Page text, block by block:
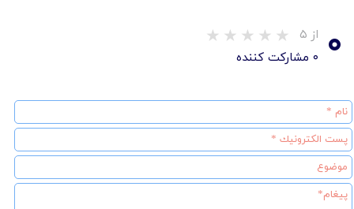
۰ از ۵
۰ مشارکت کننده